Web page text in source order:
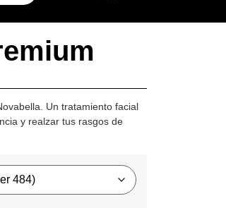
Un tratamiento facial
y realzar tus rasgos de